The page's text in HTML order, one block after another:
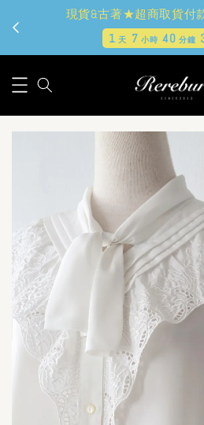
現貨&古著★超商取貨付
1天 7小時 40分鐘